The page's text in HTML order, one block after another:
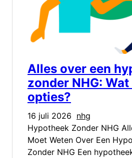
Alles over een
zonder NHG:
opties?
16 juli 2026 nhg
Hypotheek Zonder NHG
Moet Weten Over Een
Zonder NHG Een